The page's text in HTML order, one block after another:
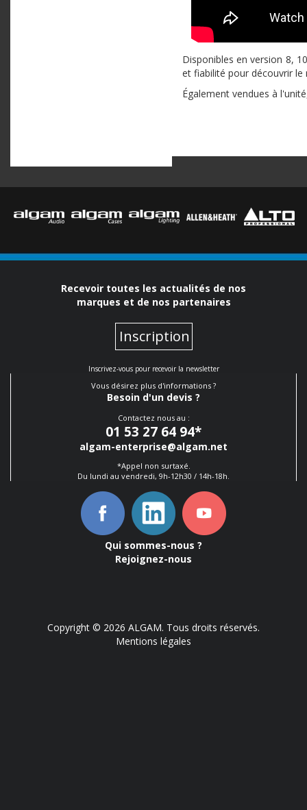
Disponibles en version 8,
et fiabilité pour découvrir
Également vendues à
Recevoir toutes les actualités de nos
marques et de nos partenaires
Inscription
Inscrivez-vous pour recevoir la newsletter
Vous désirez plus d'informations ?
Besoin d'un devis ?
Contactez nous au :
01 53 27 64 94*
algam-enterprise@algam.net
*Appel non surtaxé.
Du lundi au vendredi, 9h-12h30 / 14h-18h.
Qui sommes-nous ?
Rejoignez-nous
Copyright © 2026 ALGAM. Tous droits réservés.
Mentions légales